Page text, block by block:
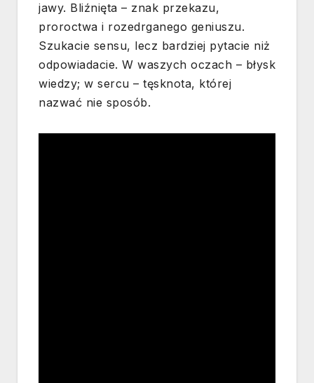
jawy. Bliźnięta – znak przekazu,
proroctwa i rozedrganego geniuszu.
Szukacie sensu, lecz bardziej pytacie niż
odpowiadacie. W waszych oczach – błysk
wiedzy; w sercu – tęsknota, której
nazwać nie sposób.